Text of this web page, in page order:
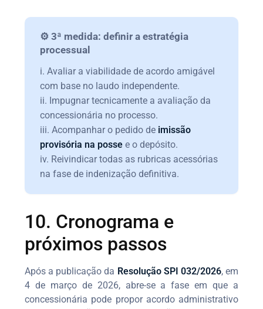
⚙️ 3ª medida: definir a estratégia
processual
i. Avaliar a viabilidade de acordo amigável
com base no laudo independente.
ii. Impugnar tecnicamente a avaliação da
concessionária no processo.
iii. Acompanhar o pedido de imissão
provisória na posse e o depósito.
iv. Reivindicar todas as rubricas acessórias
na fase de indenização definitiva.
10. Cronograma e
próximos passos
Após a publicação da Resolução SPI 032/2026, em
4 de março de 2026, abre-se a fase em que a
concessionária pode propor acordo administrativo